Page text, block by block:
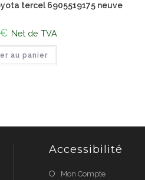
tercel 6905519175 neuve
€ Net de TVA
au panier
Accessibilité
Mon Compte